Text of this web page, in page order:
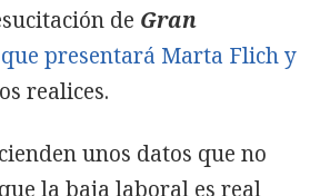
de Gran
que presentará Marta Flich y
realices.
unos datos que no
la baja laboral es real